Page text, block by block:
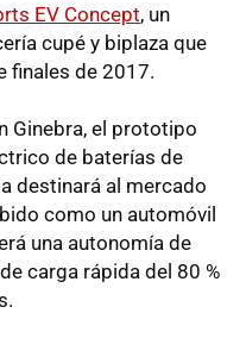
EV Concept, un
cupé y biplaza que
finales de 2017.
Ginebra, el prototipo
de baterías de
destinará al mercado
como un automóvil
una autonomía de
carga rápida del 80 %